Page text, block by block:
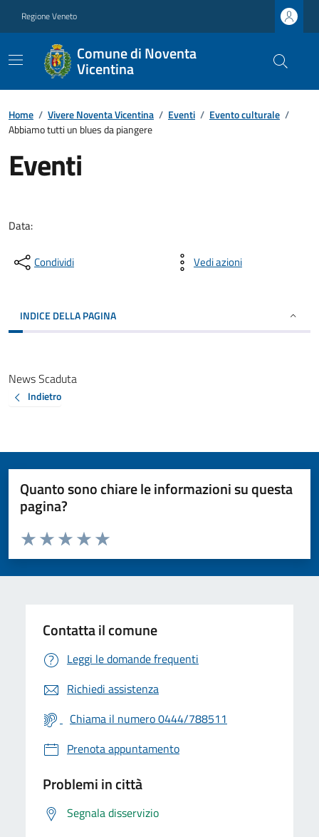
Regione Veneto
Comune di Noventa
Vicentina
Home / Vivere Noventa Vicentina / Eventi / Evento culturale /
Abbiamo tutti un blues da piangere
Eventi
Data:
Condividi Vedi azioni
INDICE DELLA PAGINA
News Scaduta
Indietro
Quanto sono chiare le informazioni su questa
pagina?
Valuta da 1 a 5 stelle la pagina
Valuta 5 stelle su 5
Valuta 4 stelle su 5
Valuta 3 stelle su 5
Valuta 2 stelle su 5
Valuta 1 stelle su 5
Contatta il comune
Leggi le domande frequenti
Richiedi assistenza
Chiama il numero 0444/788511
Prenota appuntamento
Problemi in città
Segnala disservizio